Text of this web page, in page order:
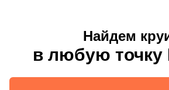
Найдем
в любую точку